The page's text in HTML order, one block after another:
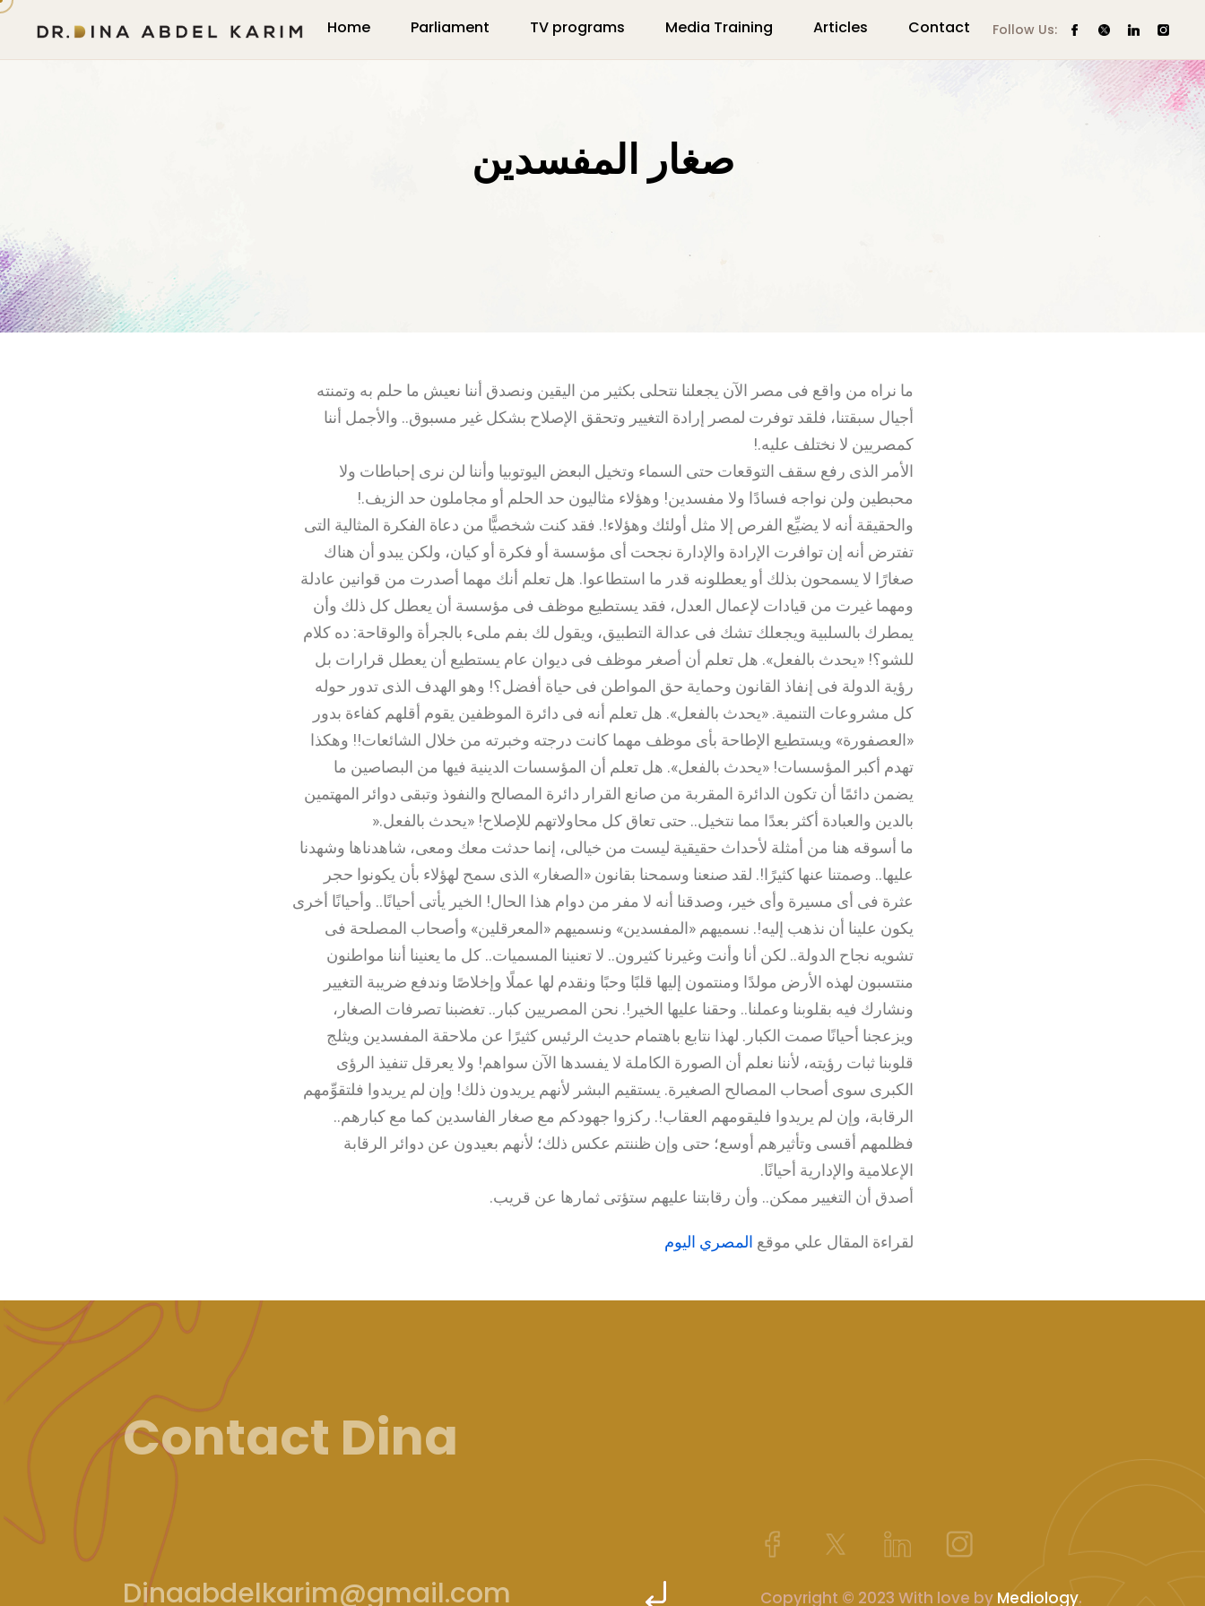
Home Parliament TV programs Media Training Articles Contact Follow Us:
صغار المفسدين
ما نراه من واقع فى مصر الآن يجعلنا نتحلى بكثير من اليقين ونصدق أننا نعيش ما حلم به وتمنته
أجيال سبقتنا، فلقد توفرت لمصر إرادة التغيير وتحقق الإصلاح بشكل غير مسبوق.. والأجمل أننا
كمصريين لا نختلف عليه!.
الأمر الذى رفع سقف التوقعات حتى السماء وتخيل البعض اليوتوبيا وأننا لن نرى إحباطات ولا
محبطين ولن نواجه فسادًا ولا مفسدين! وهؤلاء مثاليون حد الحلم أو مجاملون حد الزيف!.
والحقيقة أنه لا يضيِّع الفرص إلا مثل أولئك وهؤلاء!. فقد كنت شخصيًّا من دعاة الفكرة المثالية التى
تفترض أنه إن توافرت الإرادة والإدارة نجحت أى مؤسسة أو فكرة أو كيان، ولكن يبدو أن هناك
صغارًا لا يسمحون بذلك أو يعطلونه قدر ما استطاعوا. هل تعلم أنك مهما أصدرت من قوانين عادلة
ومهما غيرت من قيادات لإعمال العدل، فقد يستطيع موظف فى مؤسسة أن يعطل كل ذلك وأن
يمطرك بالسلبية ويجعلك تشك فى عدالة التطبيق، ويقول لك بفم ملىء بالجرأة والوقاحة: ده كلام
للشو؟! «يحدث بالفعل». هل تعلم أن أصغر موظف فى ديوان عام يستطيع أن يعطل قرارات بل
رؤية الدولة فى إنفاذ القانون وحماية حق المواطن فى حياة أفضل؟! وهو الهدف الذى تدور حوله
كل مشروعات التنمية. «يحدث بالفعل». هل تعلم أنه فى دائرة الموظفين يقوم أقلهم كفاءة بدور
«العصفورة» ويستطيع الإطاحة بأى موظف مهما كانت درجته وخبرته من خلال الشائعات!! وهكذا
تهدم أكبر المؤسسات! «يحدث بالفعل». هل تعلم أن المؤسسات الدينية فيها من البصاصين ما
يضمن دائمًا أن تكون الدائرة المقربة من صانع القرار دائرة المصالح والنفوذ وتبقى دوائر المهتمين
بالدين والعبادة أكثر بعدًا مما نتخيل.. حتى تعاق كل محاولاتهم للإصلاح! «يحدث بالفعل».
ما أسوقه هنا من أمثلة لأحداث حقيقية ليست من خيالى، إنما حدثت معك ومعى، شاهدناها وشهدنا
عليها.. وصمتنا عنها كثيرًا!. لقد صنعنا وسمحنا بقانون «الصغار» الذى سمح لهؤلاء بأن يكونوا حجر
عثرة فى أى مسيرة وأى خير، وصدقنا أنه لا مفر من دوام هذا الحال! الخير يأتى أحيانًا.. وأحيانًا أخرى
يكون علينا أن نذهب إليه!. نسميهم «المفسدين» ونسميهم «المعرقلين» وأصحاب المصلحة فى
تشويه نجاح الدولة.. لكن أنا وأنت وغيرنا كثيرون.. لا تعنينا المسميات.. كل ما يعنينا أننا مواطنون
منتسبون لهذه الأرض مولدًا ومنتمون إليها قلبًا وحبًا ونقدم لها عملًا وإخلاصًا وندفع ضريبة التغيير
ونشارك فيه بقلوبنا وعملنا.. وحقنا عليها الخير!. نحن المصريين كبار.. تغضبنا تصرفات الصغار،
ويزعجنا أحيانًا صمت الكبار. لهذا نتابع باهتمام حديث الرئيس كثيرًا عن ملاحقة المفسدين ويثلج
قلوبنا ثبات رؤيته، لأننا نعلم أن الصورة الكاملة لا يفسدها الآن سواهم! ولا يعرقل تنفيذ الرؤى
الكبرى سوى أصحاب المصالح الصغيرة. يستقيم البشر لأنهم يريدون ذلك! وإن لم يريدوا فلتقوِّمهم
الرقابة، وإن لم يريدوا فليقومهم العقاب!. ركزوا جهودكم مع صغار الفاسدين كما مع كبارهم..
فظلمهم أقسى وتأثيرهم أوسع؛ حتى وإن ظننتم عكس ذلك؛ لأنهم بعيدون عن دوائر الرقابة
الإعلامية والإدارية أحيانًا.
أصدق أن التغيير ممكن.. وأن رقابتنا عليهم ستؤتى ثمارها عن قريب.
لقراءة المقال علي موقع المصري اليوم
Contact Dina
Dinaabdelkarim@gmail.com Copyright © 2023 With love by Mediology.